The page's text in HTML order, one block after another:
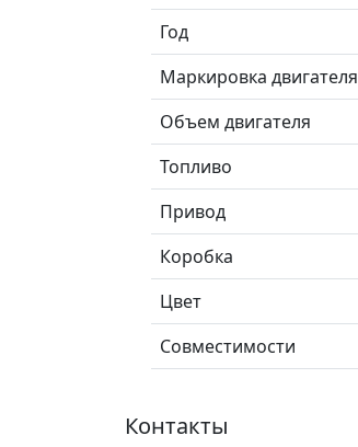
Год
Маркировка двигателя
Объем двигателя
Топливо
Привод
Коробка
Цвет
Совместимости
Контакты